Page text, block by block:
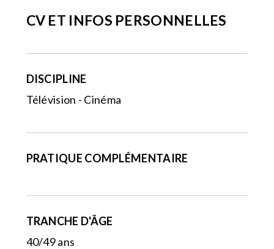
CV ET INFOS PERSONNELLES
DISCIPLINE
Télévision - Cinéma
PRATIQUE COMPLÉMENTAIRE
TRANCHE D'ÂGE
40/49 ans